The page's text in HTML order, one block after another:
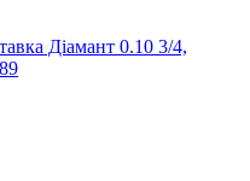
Діамант 0.10 3/4,